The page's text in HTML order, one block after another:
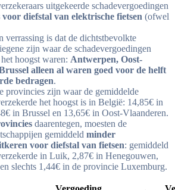
uitgekeerde schadevergoedingen
diefstal van elektrische fietsen (ofwel
verrassing is dat de dichtstbevolkte
zijn waar de schadevergoedingen
hoogst waren: Antwerpen, Oost-
alleen al waren goed voor de helft
bedragen.
provincies zijn waar de gemiddelde
het hoogst is in België: 14,85€ in
in Brussel en 13,65€ in Oost-Vlaanderen.
daarentegen, moesten de
gemiddeld minder
voor diefstal van fietsen: gemiddeld
in Luik, 2,87€ in Henegouwen,
slechts 1,44€ in de provincie Luxemburg.